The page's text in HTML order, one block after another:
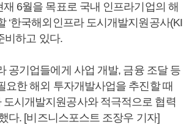
6월을 목표로 국내 인프라기업의 해
‘한국해외인프라 도시개발지원공사(KI
비하고 있다.
공기업들에게 사업 개발, 금융 조달 등
요한 해외 투자개발사업을 추진할 때
도시개발지원공사와 적극적으로 협력
다. [비즈니스포스트 조장우 기자]